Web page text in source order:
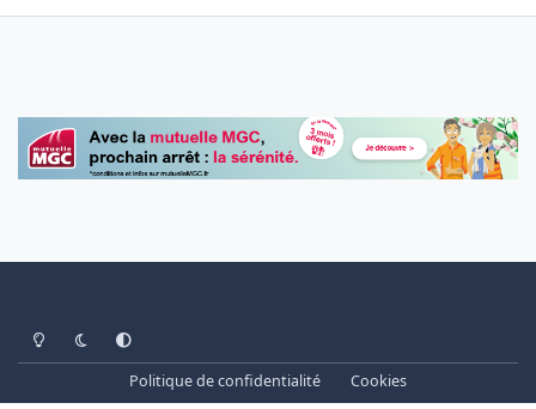
Light ModeDark ModeSystem Preference
Politique de confidentialité
Cookies